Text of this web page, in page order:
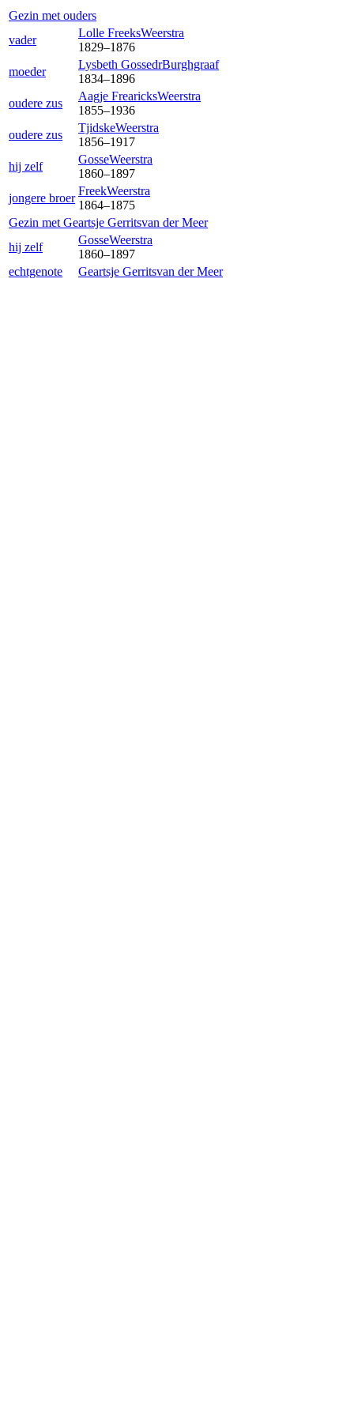
Gezin met ouders
vader
Lolle FreeksWeerstra
1829–1876
moeder
Lysbeth GossedrBurghgraaf
1834–1896
oudere zus
Aagje FrearicksWeerstra
1855–1936
oudere zus
TjidskeWeerstra
1856–1917
hij zelf
GosseWeerstra
1860–1897
jongere broer
FreekWeerstra
1864–1875
Gezin met Geartsje Gerritsvan der Meer
hij zelf
GosseWeerstra
1860–1897
echtgenote
Geartsje Gerritsvan der Meer